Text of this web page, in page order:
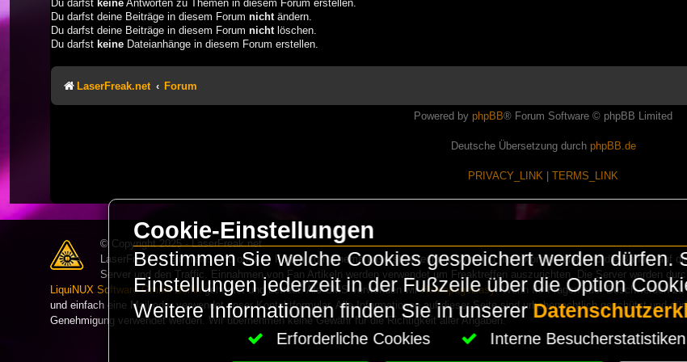
Du darfst keine Antworten zu Themen in diesem Forum erstellen.
Du darfst deine Beiträge in diesem Forum nicht ändern.
Du darfst deine Beiträge in diesem Forum nicht löschen.
Du darfst keine Dateianhänge in diesem Forum erstellen.
LaserFreak.net Forum
Powered by phpBB® Forum Software © phpBB Limited
Deutsche Übersetzung durch phpBB.de
PRIVACY_LINK TERMS_LINK
© Copyright 2025 - LaserFreak.net
LaserFreak ist ein freies und offenes Forum zum Thema Lasershowtechnik. Wir sind nicht kommerziell und die Banner auf
Server und den Traffic. Einnahmen von Fan Artikeln werden verwendet um Freaktreffen auszurichten. Die Server werden
LiquiNUX Software GmbH Berlingehostet und betreut. Als CMS verwenden wirHomepageEasy. Wenn Ihr Fragen oder Beschwerden
und einfach eine Mail oder verwendet unser Kontaktformular. Alle Informationen auf dieser Seite sind urheberrechtlich geschützt und
Genehmigung verwendet werden. Wir übernehmen keine Gewähr für die Richtigkeit aller Angaben.
Cookie-Einstellungen
Bestimmen Sie welche Cookies gespeichert werden dürfen.
Einstellungen jederzeit in der Fußzeile über die Option
Weitere Informationen finden Sie in unserer
Erforderliche Cookies Interne